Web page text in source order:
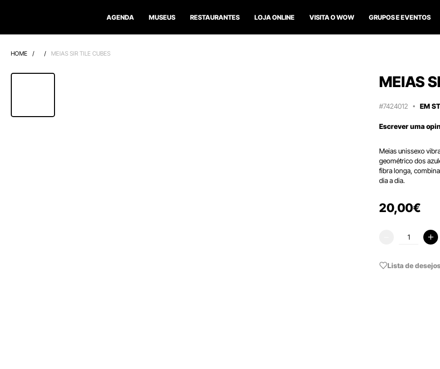
AGENDA MUSEUS RESTAURANTES LOJA ONLINE VISITA O WOW GRUPOS E EVENTOS
HOME / / MEIAS SIR TILE CUBES
MEIAS
#7424012 EM
Escrever uma
Meias unissexo
geométrico dos
fibra longa,
dia a dia.
20,00€
Lista de